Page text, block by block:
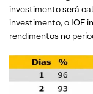
investimento será
investimento, o IOF
rendimentos no